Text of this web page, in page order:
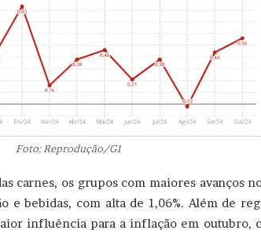
Foto: Reprodução/G1
carnes, os grupos com maiores avanços
e bebidas, com alta de 1,06%. Além de
influência para a inflação em outubro,